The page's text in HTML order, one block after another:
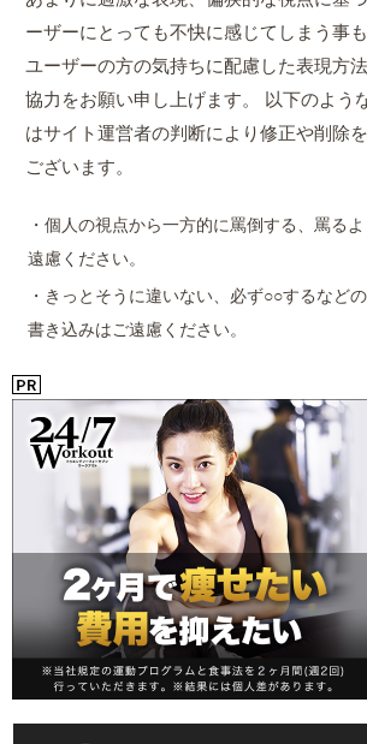
ーザーにとっても不快に感じてしまう事
ユーザーの方の気持ちに配慮した表現方
協力をお願い申し上げます。 以下のよう
はサイト運営者の判断により修正や削除
ございます。
・個人の視点から一方的に罵倒する、罵る
遠慮ください。
・きっとそうに違いない、必ず○○するなど
書き込みはご遠慮ください。